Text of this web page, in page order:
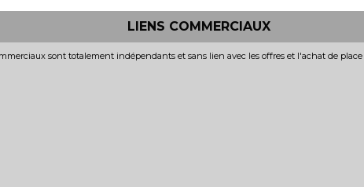
LIENS COMMERCIAUX
sont totalement indépendants et sans lien avec les offres et l'achat de